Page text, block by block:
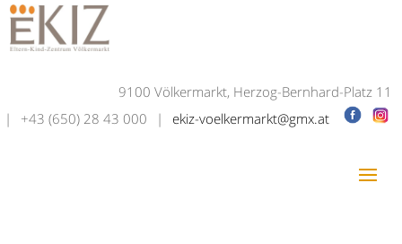
9100 Völkermarkt, Herzog-Bernhard-Platz 11
|
+43 (650) 28 43 000 | ekiz-voelkermarkt@gmx.at